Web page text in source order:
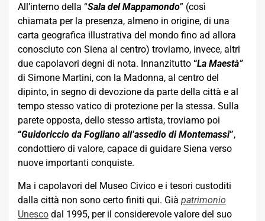
All’interno della “Sala del Mappamondo” (così
chiamata per la presenza, almeno in origine, di una
carta geografica illustrativa del mondo fino ad allora
conosciuto con Siena al centro) troviamo, invece, altri
due capolavori degni di nota. Innanzitutto “La Maestà”
di Simone Martini, con la Madonna, al centro del
dipinto, in segno di devozione da parte della città e al
tempo stesso vatico di protezione per la stessa. Sulla
parete opposta, dello stesso artista, troviamo poi
“Guidoriccio da Fogliano all’assedio di Montemassi”,
condottiero di valore, capace di guidare Siena verso
nuove importanti conquiste.
Ma i capolavori del Museo Civico e i tesori custoditi
dalla città non sono certo finiti qui. Già patrimonio
Unesco dal 1995, per il considerevole valore del suo